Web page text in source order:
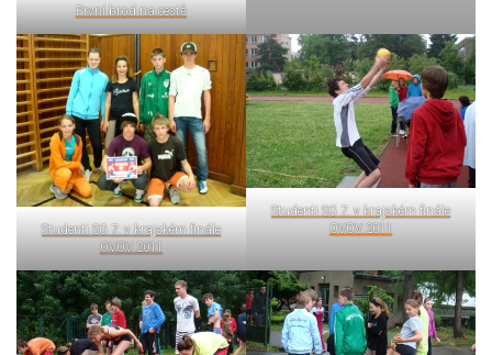
První brod na cestě
Studenti SG 7. v krajském finále
OVOV 2011
Studenti SG 7. v krajském finále
OVOV 2011